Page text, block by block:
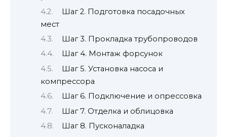
Шаг 2. Подготовка посадочных
мест
Шаг 3. Прокладка трубопроводов
Шаг 4. Монтаж форсунок
Шаг 5. Установка насоса и
компрессора
Шаг 6. Подключение и опрессовка
Шаг 7. Отделка и облицовка
Шаг 8. Пусконаладка